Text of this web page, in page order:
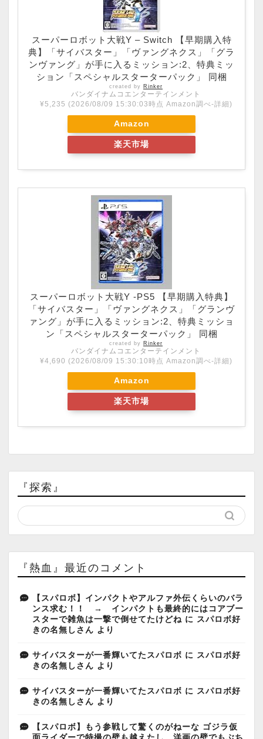
スーパーロボット大戦Y – Switch 【早期購入特
典】「サイバスター」「ヴァングネクス」「グラ
ンヴァング」が手に入るミッション:2、特典ミッ
ション「スペシャルスターターパック」 同梱
created by Rinker
バンダイナムコエンターテインメント
¥5,235 (2026/08/09 15:30:03時点 Amazon調べ-詳細)
Amazon
楽天市場
スーパーロボット大戦Y -PS5 【早期購入特典】
「サイバスター」「ヴァングネクス」「グランヴ
ァング」が手に入るミッション:2、特典ミッショ
ン「スペシャルスターターパック」 同梱
created by Rinker
バンダイナムコエンターテインメント
¥4,690 (2026/08/09 15:30:10時点 Amazon調べ-詳細)
Amazon
楽天市場
『探索』
『熱血』最近のコメント
【スパロボ】インパクトやアルファ外伝くらいのバラ
ンス求む！！ → インパクトも最終的にはコアブー
スターで雑魚は一撃で倒せてたけどね に スパロボ好
きの名無しさん より
サイバスターが一番輝いてたスパロボ に スパロボ好
きの名無しさん より
サイバスターが一番輝いてたスパロボ に スパロボ好
きの名無しさん より
【スパロボ】もう参戦して驚くのがねーな ゴジラ仮